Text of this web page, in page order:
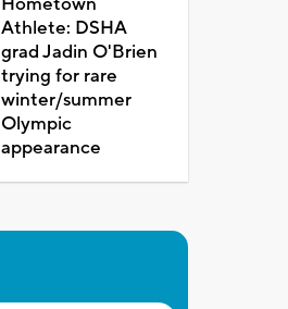
Athlete: DSHA
grad Jadin O'Brien
trying for rare
winter/summer
Olympic
appearance